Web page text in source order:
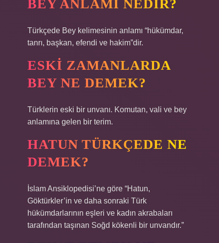
BEY ANLAMI NEDIR?
Türkçede Bey kelimesinin anlamı “hükümdar,
tanrı, başkan, efendi ve hakim”dir.
ESKI ZAMANLARDA
BEY NE DEMEK?
Türklerin eski bir unvanı. Komutan, vali ve bey
anlamına gelen bir terim.
HATUN TÜRKÇEDE NE
DEMEK?
İslam Ansiklopedisi’ne göre “Hatun,
Göktürkler’in ve daha sonraki Türk
hükümdarlarının eşleri ve kadın akrabaları
tarafından taşınan Soğd kökenli bir unvandır.”